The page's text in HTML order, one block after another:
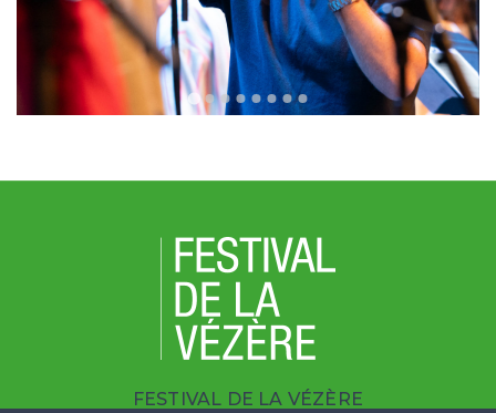
FESTIVAL DE LA VÉZÈRE